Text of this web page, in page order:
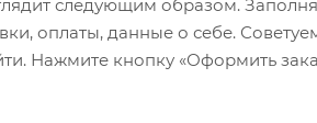
следующим образом.
оплаты, данные о себе.
Нажмите кнопку «Оформить